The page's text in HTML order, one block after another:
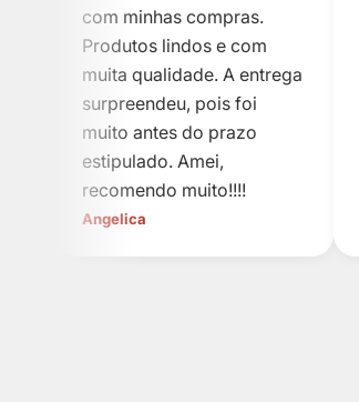
com minhas compras.
Produtos lindos e com
muita qualidade. A entrega
surpreendeu, pois foi
muito antes do prazo
estipulado. Amei,
recomendo muito!!!!
Angelica